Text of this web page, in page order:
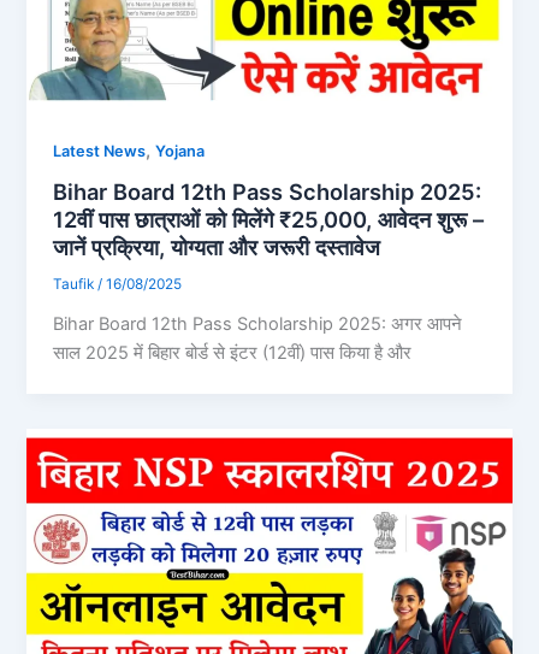
Latest News,Yojana
Bihar Board 12th Pass Scholarship 2025:
12वीं पास छात्राओं को मिलेंगे ₹25,000, आवेदन शुरू –
जानें प्रक्रिया, योग्यता और जरूरी दस्तावेज
Taufik/16/08/2025
Bihar Board 12th Pass Scholarship 2025: अगर आपने
साल 2025 में बिहार बोर्ड से इंटर (12वीं) पास किया है और